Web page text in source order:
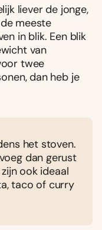
liever de jonge,
meeste
in blik. Een blik
van
twee
dan heb je
het stoven.
dan gerust
ook ideaal
taco of curry